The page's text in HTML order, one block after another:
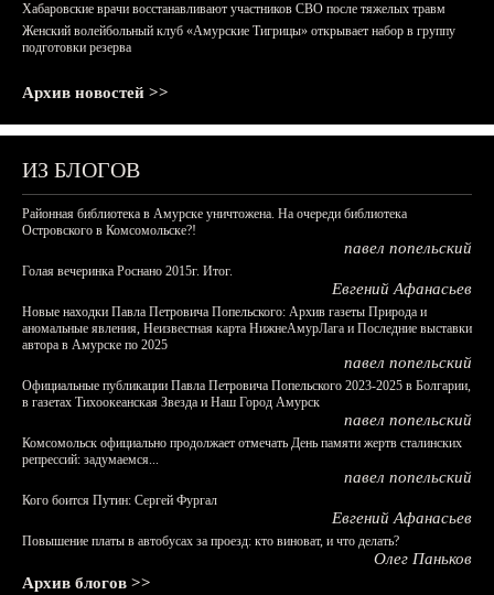
Хабаровские врачи восстанавливают участников СВО после тяжелых травм
Женский волейбольный клуб «Амурские Тигрицы» открывает набор в группу
подготовки резерва
Архив новостей >>
ИЗ БЛОГОВ
Районная библиотека в Амурске уничтожена. На очереди библиотека
Островского в Комсомольске?!
павел попельский
Голая вечеринка Роснано 2015г. Итог.
Евгений Афанасьев
Новые находки Павла Петровича Попельского: Архив газеты Природа и
аномальные явления, Неизвестная карта НижнеАмурЛага и Последние выставки
автора в Амурске по 2025
павел попельский
Официальные публикации Павла Петровича Попельского 2023-2025 в Болгарии,
в газетах Тихоокеанская Звезда и Наш Город Амурск
павел попельский
Комсомольск официально продолжает отмечать День памяти жертв сталинских
репрессий: задумаемся...
павел попельский
Кого боится Путин: Сергей Фургал
Евгений Афанасьев
Повышение платы в автобусах за проезд: кто виноват, и что делать?
Олег Паньков
Архив блогов >>